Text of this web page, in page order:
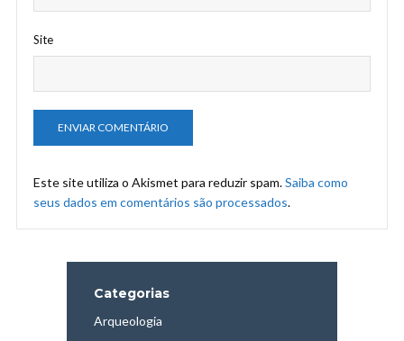
Site
Este site utiliza o Akismet para reduzir spam.Saiba como
seus dados em comentários são processados.
Categorias
Arqueologia